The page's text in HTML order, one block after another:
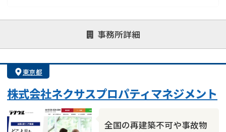
事務所詳細
対応が親身 オンライン面談可能
レスポンスが早い
1億円以上の買取可
東京都
株式会社ネクサスプロパティマネジメント
全国の再建築不可や事故物